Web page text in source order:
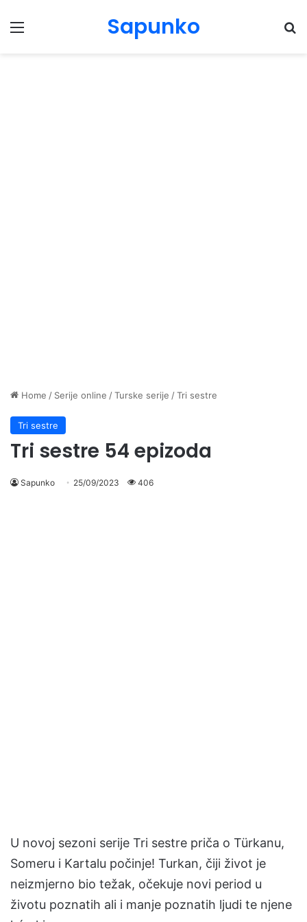
Menu Sapunko
Home / Serije online /Turske serije /Tri sestre
Tri sestre
Tri sestre 54 epizoda
Sapunko 25/09/2023 406
U novoj sezoni serije Tri sestre priča o Türkanu,
Someru i Kartalu počinje! Turkan, čiji život je
neizmjerno bio težak, očekuje novi period u
životu poznatih ali i manje poznatih ljudi te njene